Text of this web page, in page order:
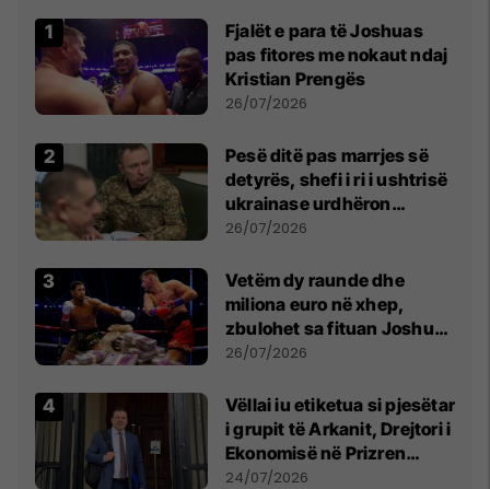
Fjalët e para të Joshuas
pas fitores me nokaut ndaj
Kristian Prengës
26/07/2026
Pesë ditë pas marrjes së
detyrës, shefi i ri i ushtrisë
ukrainase urdhëron
kontroll të madh
26/07/2026
Vetëm dy raunde dhe
miliona euro në xhep,
zbulohet sa fituan Joshua
e Prenga
26/07/2026
Vëllai iu etiketua si pjesëtar
i grupit të Arkanit, Drejtori i
Ekonomisë në Prizren
mohon pretendimet
24/07/2026